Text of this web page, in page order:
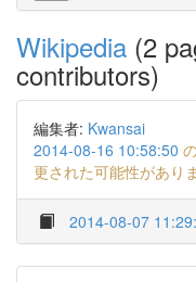
Wikipedia (2
contributors)
編集者: Kwansai
2014-08-16 10:58:50
更された可能性があり
2014-08-07